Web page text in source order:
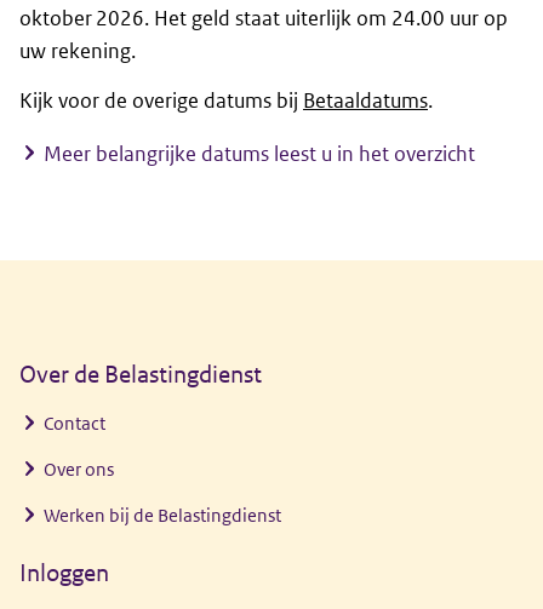
oktober 2026. Het geld staat uiterlijk om 24.00 uur op
uw rekening.
Kijk voor de overige datums bij Betaaldatums.
Meer belangrijke datums leest u in het overzicht
Over de Belastingdienst
Contact
Over ons
Werken bij de Belastingdienst
Inloggen